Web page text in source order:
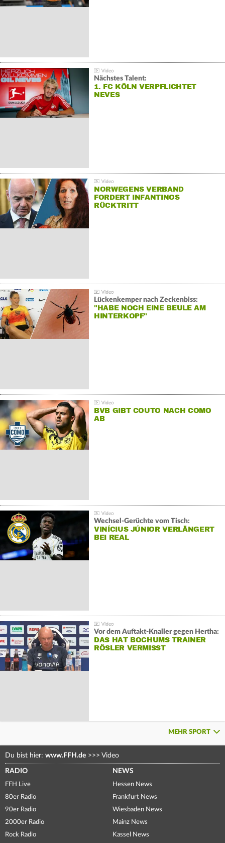
Nächstes Talent:
1. FC KÖLN VERPFLICHTET
NEVES
NORWEGENS VERBAND
FORDERT INFANTINOS
RÜCKTRITT
Lückenkemper nach Zeckenbiss:
"HABE NOCH EINE BEULE AM
HINTERKOPF"
BVB GIBT COUTO NACH COMO
AB
Wechsel-Gerüchte vom Tisch:
VINÍCIUS JÚNIOR VERLÄNGERT
BEI REAL
Vor dem Auftakt-Knaller gegen Hertha:
DAS HAT BOCHUMS TRAINER
RÖSLER VERMISST
MEHR SPORT
Du bist hier: www.FFH.de >>> Video
RADIO
FFH Live
80er Radio
90er Radio
2000er Radio
Rock Radio
NEWS
Hessen News
Frankfurt News
Wiesbaden News
Mainz News
Kassel News